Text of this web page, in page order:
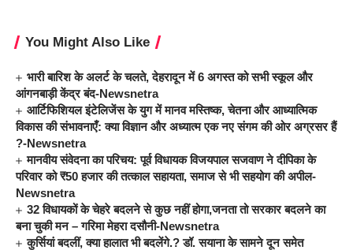
You Might Also Like
भारी बारिश के अलर्ट के चलते, देहरादून में 6 अगस्त को सभी स्कूल और
आंगनबाड़ी केंद्र बंद-Newsnetra
आर्टिफिशियल इंटेलिजेंस के युग में मानव मस्तिष्क, चेतना और आध्यात्मिक
विकास की संभावनाएँ: क्या विज्ञान और अध्यात्म एक नए संगम की ओर अग्रसर हैं
?-Newsnetra
मानवीय संवेदना का परिचय: पूर्व विधायक विजयपाल सजवाण ने दीपिका के
परिवार को ₹50 हजार की तत्काल सहायता, समाज से भी सहयोग की अपील-
Newsnetra
32 विधायकों के चेहरे बदलने से कुछ नहीं होगा,जनता तो सरकार बदलने का
बना चुकी मन – गरिमा मेहरा दसौनी-Newsnetra
कुर्सियां बदलीं, क्या हालात भी बदलेंगे.? डॉ. सयाना के सामने दून समेत